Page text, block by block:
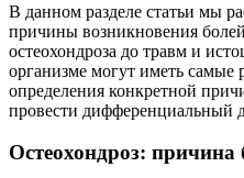
В данном разделе статьи мы
причины возникновения
остеохондроза до травм и
организме могут иметь самые
определения конкретной
провести дифференциальный
Остеохондроз: причина